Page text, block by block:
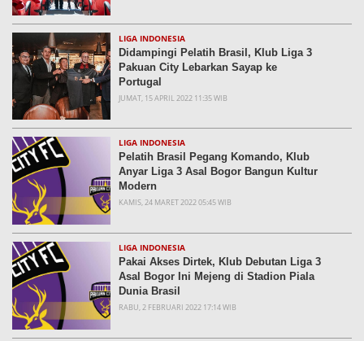
LIGA INDONESIA
Didampingi Pelatih Brasil, Klub Liga 3
Pakuan City Lebarkan Sayap ke
Portugal
JUMAT, 15 APRIL 2022 11:35 WIB
LIGA INDONESIA
Pelatih Brasil Pegang Komando, Klub
Anyar Liga 3 Asal Bogor Bangun Kultur
Modern
KAMIS, 24 MARET 2022 05:45 WIB
LIGA INDONESIA
Pakai Akses Dirtek, Klub Debutan Liga 3
Asal Bogor Ini Mejeng di Stadion Piala
Dunia Brasil
RABU, 2 FEBRUARI 2022 17:14 WIB